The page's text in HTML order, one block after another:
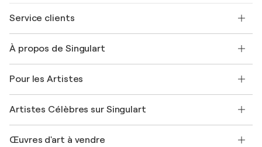
Service clients
Expédition
Offrir une carte cadeau
Rejoignez notre programme commercial
Mon compte
+33 1 76 44 06 42
À propos de Singulart
FAQ
Magazine Singulart
Emplois
Découvrez une sélection d'art original
Pour les Artistes
Se connecter en tant qu'Artiste
Artistes Célèbres sur Singulart
Marc Chagall
Œuvres d'art à vendre